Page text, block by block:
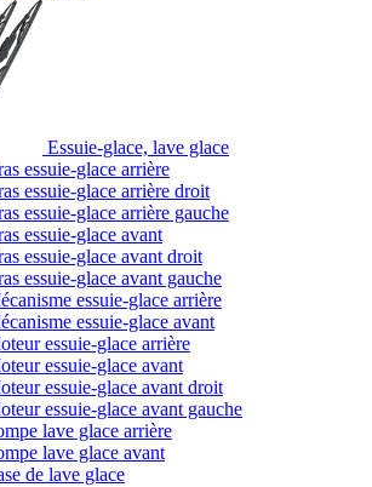
Essuie-glace, lave glace
essuie-glace arrière
essuie-glace arrière droit
essuie-glace arrière gauche
essuie-glace avant
essuie-glace avant droit
essuie-glace avant gauche
essuie-glace arrière
essuie-glace avant
essuie-glace arrière
essuie-glace avant
essuie-glace avant droit
essuie-glace avant gauche
lave glace arrière
lave glace avant
de lave glace